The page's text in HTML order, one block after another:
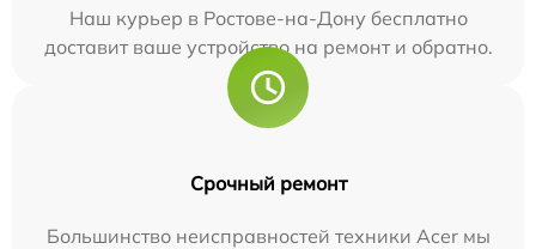
Наш курьер в Ростове-на-Дону бесплатно
доставит ваше устройство на ремонт и обратно.
Срочный ремонт
Большинство неисправностей техники Acer мы